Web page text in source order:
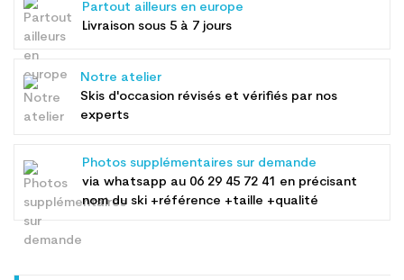
Partout ailleurs en europe
Livraison sous 5 à 7 jours
Notre atelier
Skis d'occasion révisés et vérifiés par nos
experts
Photos supplémentaires sur demande
via whatsapp au 06 29 45 72 41 en précisant
nom du ski +référence +taille +qualité